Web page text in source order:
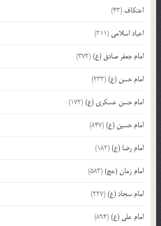
اعتکاف (43)
اعیاد اسلامی (211)
امام جعفر صادق (ع)(372)
امام حسن (ع)(233)
امام حسن عسکری (ع)(172)
امام حسین (ع)(847)
امام رضا (ع)(182)
امام زمان (عج)(583)
امام سجاد (ع)(227)
امام علی (ع)(894)